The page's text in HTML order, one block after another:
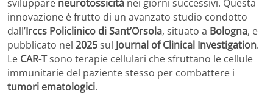
sviluppare neurotossicità nei giorni successivi. Questa
innovazione è frutto di un avanzato studio condotto
dall’Irccs Policlinico di Sant’Orsola, situato a Bologna, e
pubblicato nel 2025sul Journal of Clinical Investigation.
Le CAR-Tsono terapie cellulari che sfruttano le cellule
immunitarie del paziente stesso per combattere i
tumori ematologici.